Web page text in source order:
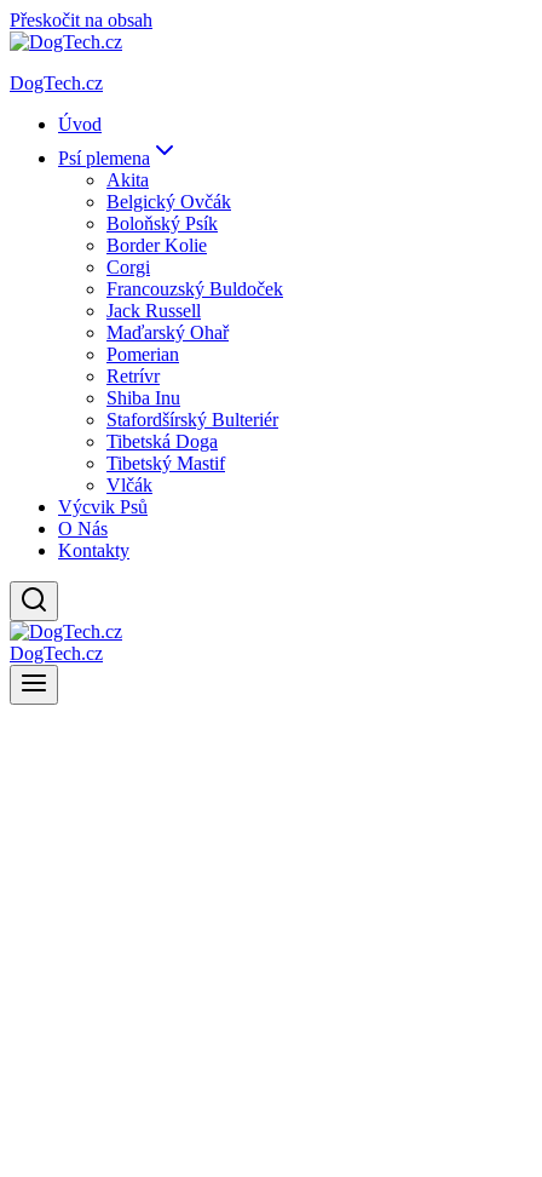
Přeskočit na obsah
DogTech.cz
Úvod
Psí plemena
Akita
Belgický Ovčák
Boloňský Psík
Border Kolie
Corgi
Francouzský Buldoček
Jack Russell
Maďarský Ohař
Pomerian
Retrívr
Shiba Inu
Stafordšírský Bulteriér
Tibetská Doga
Tibetský Mastif
Vlčák
Výcvik Psů
O Nás
Kontakty
DogTech.cz